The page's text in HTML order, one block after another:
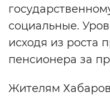
социальные.
исходя из роста
пенсионера за
Жителям